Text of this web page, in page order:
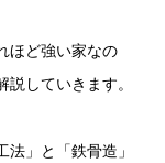
ほど強い家なの
していきます。
」と「鉄骨造」